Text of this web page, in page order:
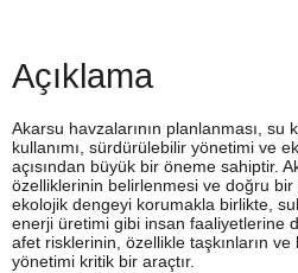
Açıklama
Akarsu havzalarının planlanması, su
kullanımı, sürdürülebilir yönetimi ve
açısından büyük bir öneme sahiptir.
özelliklerinin belirlenmesi ve doğru
ekolojik dengeyi korumakla birlikte,
enerji üretimi gibi insan faaliyetlerine
afet risklerinin, özellikle taşkınların
yönetimi kritik bir araçtır.